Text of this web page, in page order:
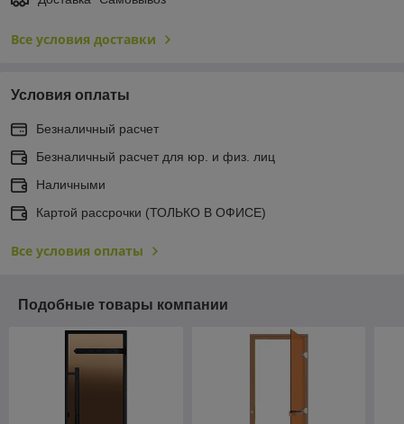
Все условия доставки
Условия оплаты
Безналичный расчет
Безналичный расчет для юр. и физ. лиц
Наличными
Картой рассрочки (ТОЛЬКО В ОФИСЕ)
Все условия оплаты
Подобные товары компании